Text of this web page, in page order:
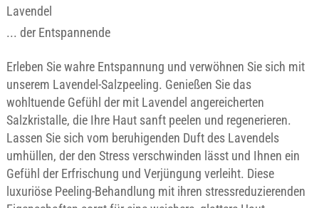
Lavendel
... der Entspannende
Erleben Sie wahre Entspannung und verwöhnen Sie sich mit
unserem Lavendel-Salzpeeling. Genießen Sie das
wohltuende Gefühl der mit Lavendel angereicherten
Salzkristalle, die Ihre Haut sanft peelen und regenerieren.
Lassen Sie sich vom beruhigenden Duft des Lavendels
umhüllen, der den Stress verschwinden lässt und Ihnen ein
Gefühl der Erfrischung und Verjüngung verleiht. Diese
luxuriöse Peeling-Behandlung mit ihren stressreduzierenden